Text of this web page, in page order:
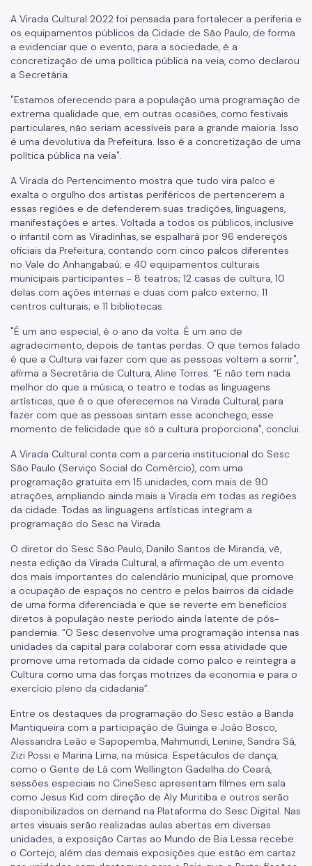
A Virada Cultural 2022 foi pensada para fortalecer a periferia e
os equipamentos públicos da Cidade de São Paulo, de forma
a evidenciar que o evento, para a sociedade, é a
concretização de uma política pública na veia, como declarou
a Secretária.
"Estamos oferecendo para a população uma programação de
extrema qualidade que, em outras ocasiões, como festivais
particulares, não seriam acessíveis para a grande maioria. Isso
é uma devolutiva da Prefeitura. Isso é a concretização de uma
política pública na veia".
A Virada do Pertencimento mostra que tudo vira palco e
exalta o orgulho dos artistas periféricos de pertencerem a
essas regiões e de defenderem suas tradições, linguagens,
manifestações e artes. Voltada a todos os públicos, inclusive
o infantil com as Viradinhas, se espalhará por 96 endereços
oficiais da Prefeitura, contando com cinco palcos diferentes
no Vale do Anhangabaú; e 40 equipamentos culturais
municipais participantes - 8 teatros; 12 casas de cultura, 10
delas com ações internas e duas com palco externo; 11
centros culturais; e 11 bibliotecas.
"É um ano especial, é o ano da volta. É um ano de
agradecimento, depois de tantas perdas. O que temos falado
é que a Cultura vai fazer com que as pessoas voltem a sorrir",
afirma a Secretária de Cultura, Aline Torres. “E não tem nada
melhor do que a música, o teatro e todas as linguagens
artísticas, que é o que oferecemos na Virada Cultural, para
fazer com que as pessoas sintam esse aconchego, esse
momento de felicidade que só a cultura proporciona", conclui.
A Virada Cultural conta com a parceria institucional do Sesc
São Paulo (Serviço Social do Comércio), com uma
programação gratuita em 15 unidades, com mais de 90
atrações, ampliando ainda mais a Virada em todas as regiões
da cidade. Todas as linguagens artísticas integram a
programação do Sesc na Virada.
O diretor do Sesc São Paulo, Danilo Santos de Miranda, vê,
nesta edição da Virada Cultural, a afirmação de um evento
dos mais importantes do calendário municipal, que promove
a ocupação de espaços no centro e pelos bairros da cidade
de uma forma diferenciada e que se reverte em benefícios
diretos à população neste período ainda latente de pós-
pandemia. “O Sesc desenvolve uma programação intensa nas
unidades da capital para colaborar com essa atividade que
promove uma retomada da cidade como palco e reintegra a
Cultura como uma das forças motrizes da economia e para o
exercício pleno da cidadania”.
Entre os destaques da programação do Sesc estão a Banda
Mantiqueira com a participação de Guinga e João Bosco,
Alessandra Leão e Sapopemba, Mahmundi, Lenine, Sandra Sá,
Zizi Possi e Marina Lima, na música. Espetáculos de dança,
como o Gente de Lá com Wellington Gadelha do Ceará,
sessões especiais no CineSesc apresentam filmes em sala
como Jesus Kid com direção de Aly Muritiba e outros serão
disponibilizados on demand na Plataforma do Sesc Digital. Nas
artes visuais serão realizadas aulas abertas em diversas
unidades, a exposição Cartas ao Mundo de Bia Lessa recebe
o Cortejo, além das demais exposições que estão em cartaz